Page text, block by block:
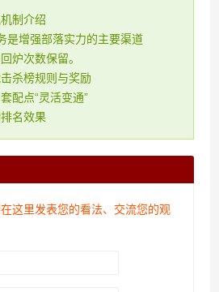
制介绍
是增强部落实力的主要渠道
炉次数保留。
杀榜规则与奖励
配点“灵活变通”
名效果
这里发表您的看法、交流您的观